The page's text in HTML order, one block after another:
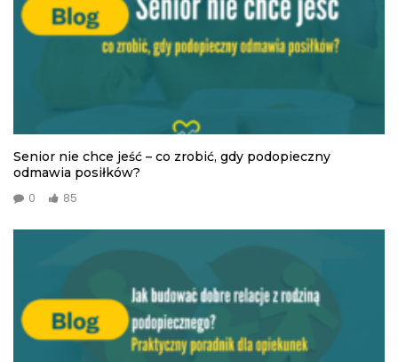
Senior nie chce jeść – co zrobić, gdy podopieczny
odmawia posiłków?
0 85